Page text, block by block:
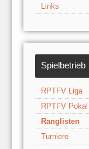
Links
Spielbetrieb
RPTFV Liga
RPTFV Pokal
Ranglisten
Turniere